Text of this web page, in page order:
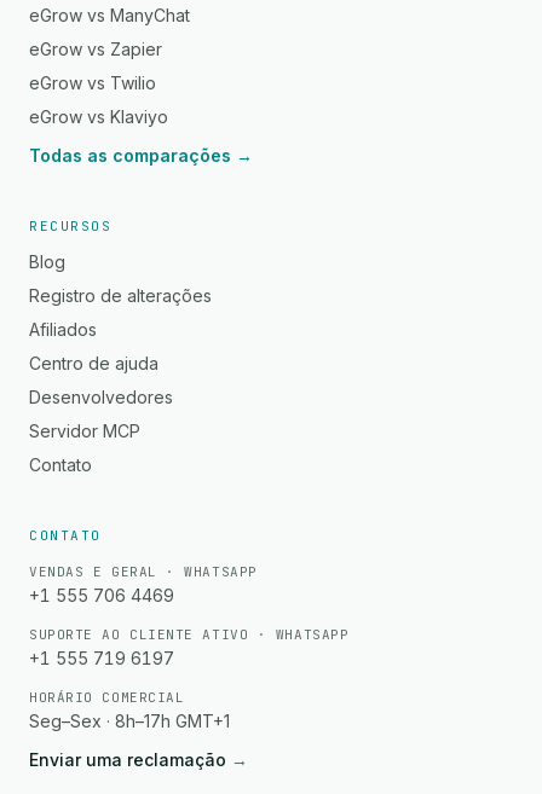
eGrow vs ManyChat
eGrow vs Zapier
eGrow vs Twilio
eGrow vs Klaviyo
Todas as comparações →
RECURSOS
Blog
Registro de alterações
Afiliados
Centro de ajuda
Desenvolvedores
Servidor MCP
Contato
CONTATO
VENDAS E GERAL · WHATSAPP
+1 555 706 4469
SUPORTE AO CLIENTE ATIVO · WHATSAPP
+1 555 719 6197
HORÁRIO COMERCIAL
Seg–Sex · 8h–17h GMT+1
Enviar uma reclamação →